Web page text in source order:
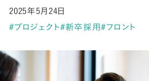
2025年5月24日
プロジェクト
新卒採用 フロント